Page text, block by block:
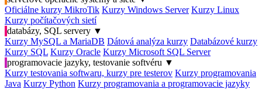
Oficiálne kurzy MikroTik Kurzy Windows Server Kurzy Linux
Kurzy počítačových sietí
databázy, SQL servery ▼
Kurzy MySQL a MariaDB Dátová analýza kurzy Databázové kurzy
Kurzy SQL Kurzy Oracle Kurzy Microsoft SQL Server
programovacie jazyky, testovanie softvéru ▼
Kurzy testovania softwaru, kurzy pre testerov Kurzy programovania
Java Kurzy Python Kurzy programovania a programovacie jazyky